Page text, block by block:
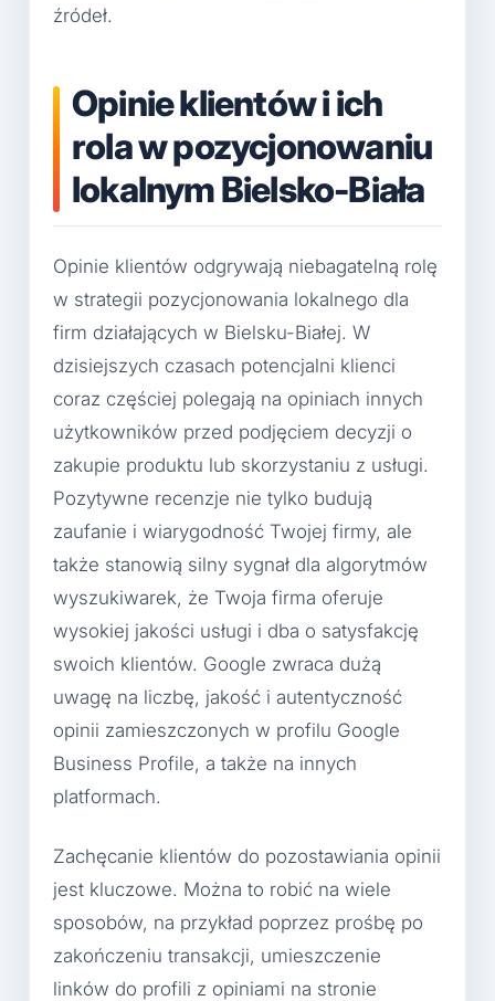
źródeł.
Opinie klientów i ich
rola w pozycjonowaniu
lokalnym Bielsko-Biała
Opinie klientów odgrywają niebagatelną rolę
w strategii pozycjonowania lokalnego dla
firm działających w Bielsku-Białej. W
dzisiejszych czasach potencjalni klienci
coraz częściej polegają na opiniach innych
użytkowników przed podjęciem decyzji o
zakupie produktu lub skorzystaniu z usługi.
Pozytywne recenzje nie tylko budują
zaufanie i wiarygodność Twojej firmy, ale
także stanowią silny sygnał dla algorytmów
wyszukiwarek, że Twoja firma oferuje
wysokiej jakości usługi i dba o satysfakcję
swoich klientów. Google zwraca dużą
uwagę na liczbę, jakość i autentyczność
opinii zamieszczonych w profilu Google
Business Profile, a także na innych
platformach.
Zachęcanie klientów do pozostawiania opinii
jest kluczowe. Można to robić na wiele
sposobów, na przykład poprzez prośbę po
zakończeniu transakcji, umieszczenie
linków do profili z opiniami na stronie